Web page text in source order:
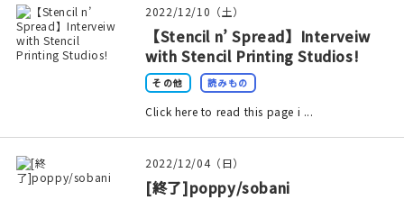
ギャラリー
おしらせ
マイアカウント
2022/12/10（土）
【Stencil n’ Spread】Interveiw
with Stencil Printing Studios!
その他 読みもの
Click here to read this page i ...
2022/12/04（日）
[終了]poppy/sobani